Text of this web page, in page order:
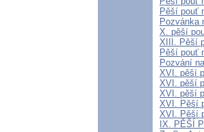
Pěší pouť
Pozvánka
X. pěší
XIII. Pěší
Pěší pouť
Pozvání
XVI. pěší
XVI. pěší
XVI. pěší
XVI. Pěší
XVI. Pěší
IX. PĚŠÍ